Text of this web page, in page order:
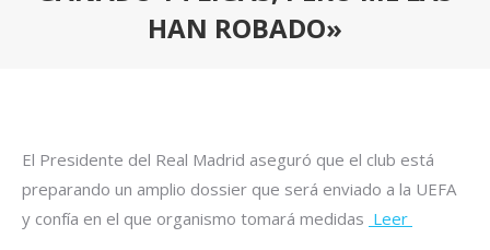
HAN ROBADO»
El Presidente del Real Madrid aseguró que el club está
preparando un amplio dossier que será enviado a la UEFA
y confía en el que organismo tomará medidas Leer